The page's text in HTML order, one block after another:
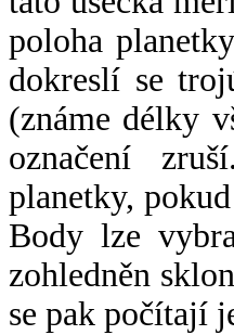
poloha
dokreslí se
(známe délky
označení
planetky,
Body lze
zohledněn
se pak počítají